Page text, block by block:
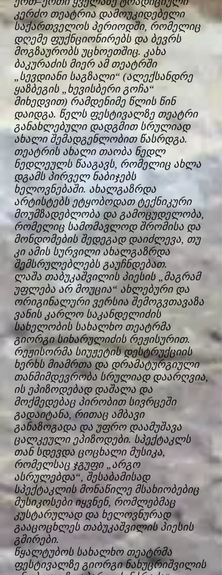
კერძო თეატრია დამოუკიდებელი
საქართველოს პერიოდში, რომელიც
დღემე ფუქნციონირებს და ბევრს
მოგზაურობს უცხოეთშიც. კახა
ბაკურაძის მიერ ამ თეატრში
„სევდიანი საგზალი“ (ალექსანდრე
ყაზბეგის „ხევისბერი გოჩა“
მიხედვით) რამდენიმე წლის წინ
დაიდგა. წელს ფესტივალზე თეატრი
განახლებული დადგმით სრულიად
ახალი შემადგენლობით წასრდგა.
თეატრის ახალი თაობა ნედლ
ნედლეულს წააგავს, რომელიც ახლა
დგამს პირველ ნაბიჯებს
ხელოვნებაში. ახალგაზრდა
არტისტებს ეტყობოდათ ტექნიკური
მოუმზადებლობა და გამოცუდელობა,
რომელიც სამომავლოდ შრომისა და
მონდომების შედეგად დაიძლევა, თუ
კი ამის სურვილი ახალგაზრდა
შემსრულებლებს გაუჩნდებათ.
ლაშა თაბუკაშვილის პიესის „მაგრამ
უფლება არ მოუცია“ ახლებური და
ორიგინალური ვერსია შემოგვთავაზა
ვანის კარლო საკანდელიძის
სახელობის სახალხო თეატრმა
გიორგი სიხარულიძის რეჟისურით.
რეჟისორმა სიუჟეტის დესტრუქციის
ხერხს მიამრთა და დრამატურგიული
თანმიმდევრობა სრულიად დაარღვია,
ის ეპიზოდებად დაშალა და
მოქმედებაც პირობით სივრცეში
გადაიტანა, რითაც ამბავი
განაზოგადა და უფრო დაამუშავა
ცალკეული ეპიზოდები. სპექტაკლს
თან სდევდა ცოცხალი მუსიკა,
რომელსაც ჯგუფი „არგო
ასრულებდა“, შესაბამისად
სპექტაკლის მონაწილე მსახიობებიც
მუსიკოსები იყვნენ, რომლებმაც
კუსტარულად და ხელოვნურად
გააცოცხლეს თაბუკაშვილის პიესის
გმირები.
წყალტუბოს სახალხო თეატრმა
ფესტივალზე გიორგი ნახუცრიშვილის